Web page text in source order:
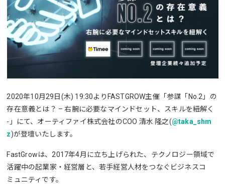
2020年10月29日(木) 19:30よりFASTGROW主催「参謀「No.2」の
存在意義とは？ – 右腕に必要なマインドセット、スキルを紐解く
-」にて、オーティファイ株式会社のCOO 清水 隆之(@taka_shm
z)が登壇いたします。
FastGrowは、2017年4月に立ち上げられた、テクノロジー領域で
活躍中の起業家・経営層と、若手経営人材をつなぐビジネスコ
ミュニティです。